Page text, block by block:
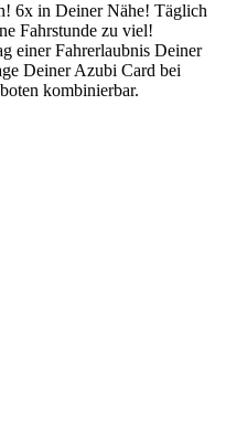
6x in Deiner Nähe! Täglich
Fahrstunde zu viel!
einer Fahrerlaubnis Deiner
Deiner Azubi Card bei
kombinierbar.